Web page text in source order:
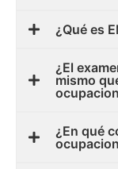
¿Qué es
¿El
mismo
¿En qué